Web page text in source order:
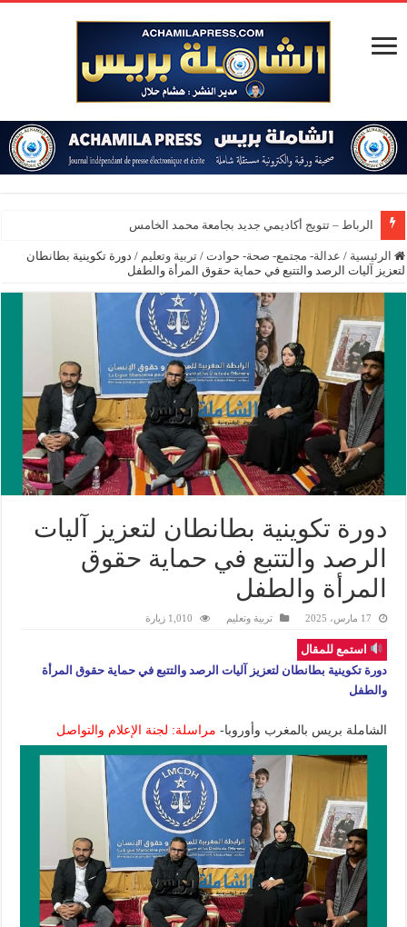
الرباط – تتويج أكاديمي جديد بجامعة محمد الخامس
الرئيسية / عدالة- مجتمع- صحة- حوادت / تربية وتعليم / دورة تكوينية بطانطان
لتعزيز آليات الرصد والتتبع في حماية حقوق المرأة والطفل
دورة تكوينية بطانطان لتعزيز آليات
الرصد والتتبع في حماية حقوق
المرأة والطفل
17 مارس، 2025 تربية وتعليم 1,010 زيارة
استمع للمقال
دورة تكوينية بطانطان لتعزيز آليات الرصد والتتبع في حماية حقوق المرأة
والطفل
الشاملة بريس بالمغرب وأوروبا- مراسلة: لجنة الإعلام والتواصل